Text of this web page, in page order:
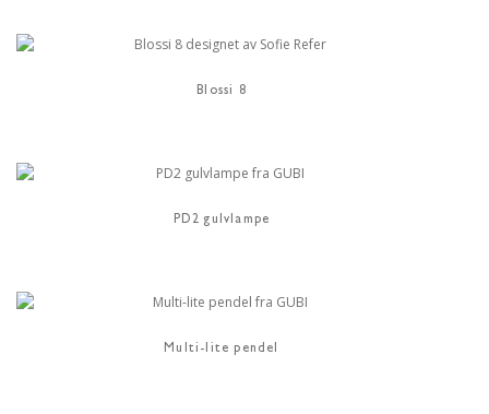
Blossi 8
PD2 gulvlampe
Multi-lite pendel